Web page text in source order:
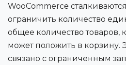
WooCommerce
ограничить количество
общее количество товаров,
может положить в корзину.
связано с ограниченным